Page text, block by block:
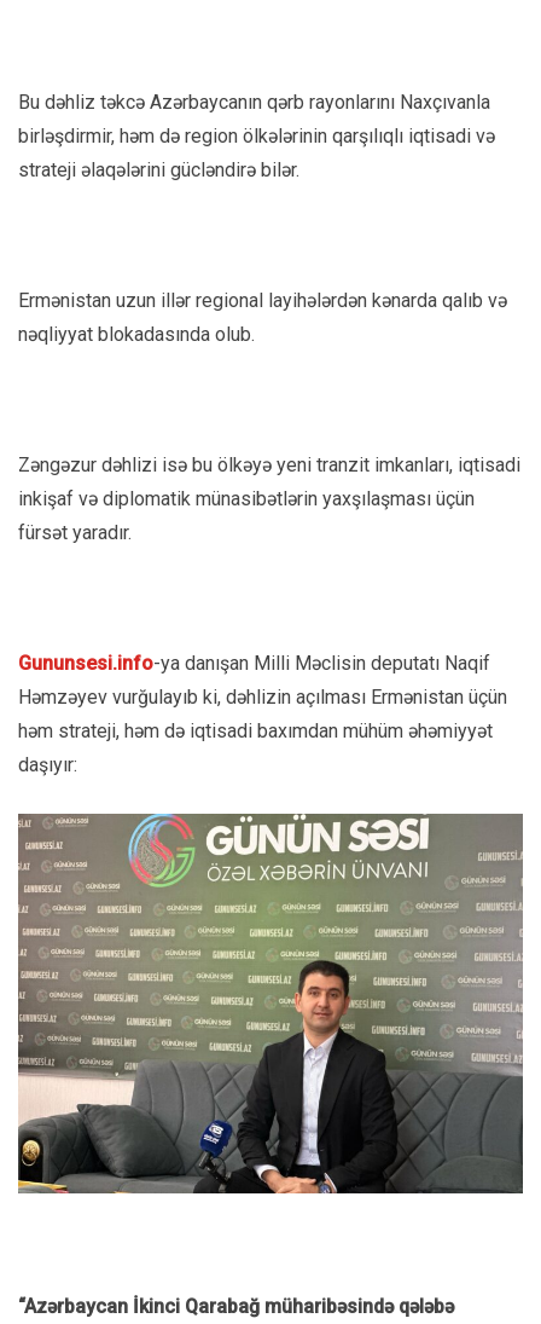
Bu dəhliz təkcə Azərbaycanın qərb rayonlarını Naxçıvanla
birləşdirmir, həm də region ölkələrinin qarşılıqlı iqtisadi və
strateji əlaqələrini gücləndirə bilər.
Ermənistan uzun illər regional layihələrdən kənarda qalıb və
nəqliyyat blokadasında olub.
Zəngəzur dəhlizi isə bu ölkəyə yeni tranzit imkanları, iqtisadi
inkişaf və diplomatik münasibətlərin yaxşılaşması üçün
fürsət yaradır.
Gununsesi.info-ya danışan Milli Məclisin deputatı Naqif
Həmzəyev vurğulayıb ki, dəhlizin açılması Ermənistan üçün
həm strateji, həm də iqtisadi baxımdan mühüm əhəmiyyət
daşıyır:
“Azərbaycan İkinci Qarabağ müharibəsində qələbə